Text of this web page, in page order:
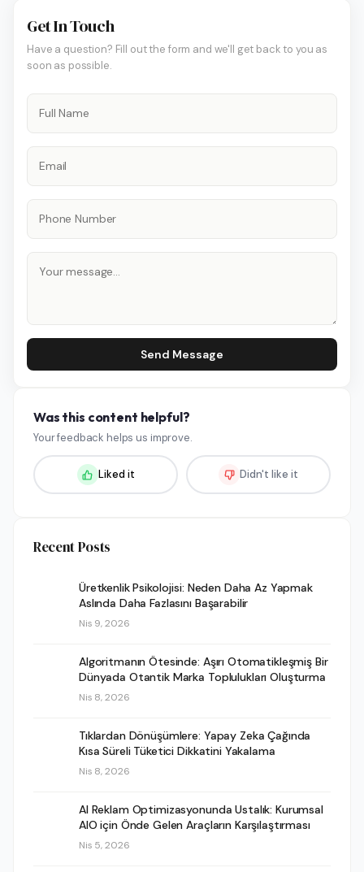
Get In Touch
Have a question? Fill out the form and we'll get back to you as
soon as possible.
Send Message
Was this content helpful?
Your feedback helps us improve.
Liked it Didn't like it
Recent Posts
Üretkenlik Psikolojisi: Neden Daha Az Yapmak
Aslında Daha Fazlasını Başarabilir
Nis 9, 2026
Algoritmanın Ötesinde: Aşırı Otomatikleşmiş Bir
Dünyada Otantik Marka Toplulukları Oluşturma
Nis 8, 2026
Tıklardan Dönüşümlere: Yapay Zeka Çağında
Kısa Süreli Tüketici Dikkatini Yakalama
Nis 8, 2026
AI Reklam Optimizasyonunda Ustalık: Kurumsal
AIO için Önde Gelen Araçların Karşılaştırması
Nis 5, 2026